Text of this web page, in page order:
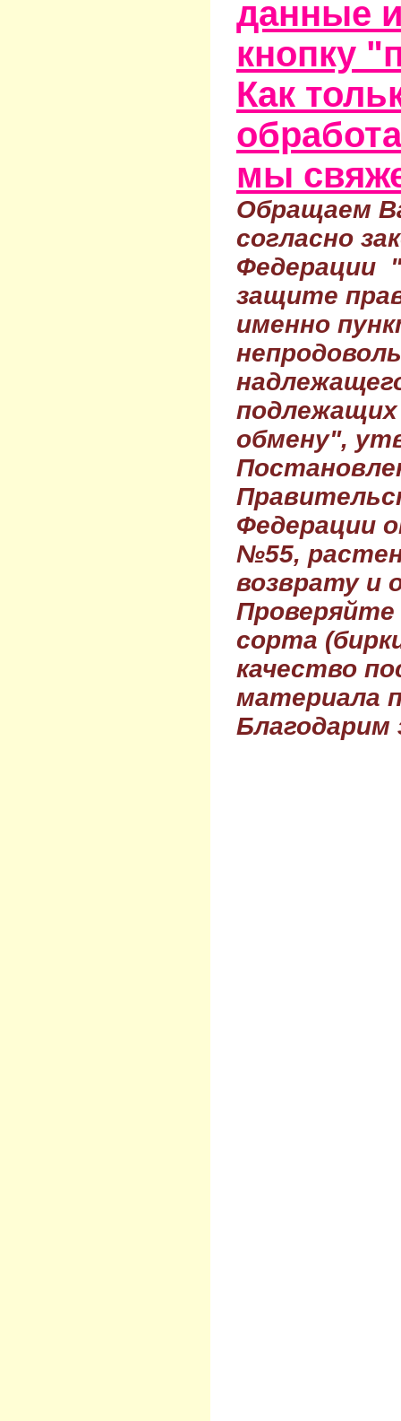
данные
кнопку
Как
мы
Обращаем
согласно
Федерации
защите
именно
обмену",
Федерации
№55,
возврату и
Проверяйте
сорта
качество
материала
Благодарим